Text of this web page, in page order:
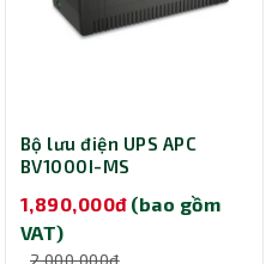
Bộ lưu điện UPS APC
BV1000I-MS
1,890,000đ (bao gồm
VAT)
2,000,000đ